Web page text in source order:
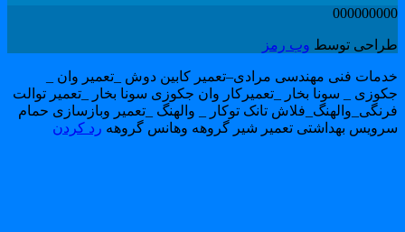
توسطوب رمز
فنی مهندسی مرادی–تعمیر کابین دوش _تعمیر وان _
_ سونا بخار _تعمیرکار وان جکوزی سونا بخار _تعمیر توالت
تانک توکار _ والهنگ _تعمیر وبازسازی حمام
بهداشتی تعمیر شیر گروهه وهانس گروههرد کردن